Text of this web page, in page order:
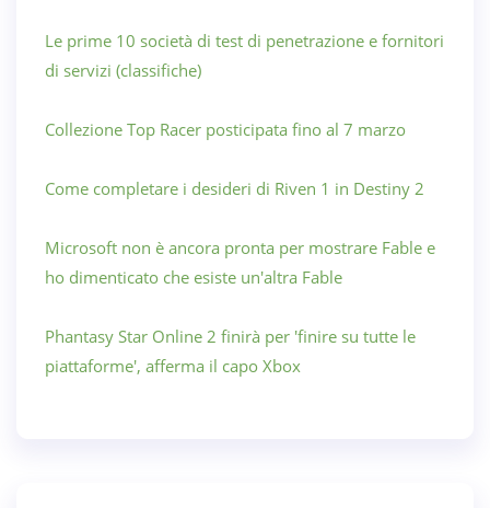
Le prime 10 società di test di penetrazione e fornitori
di servizi (classifiche)
Collezione Top Racer posticipata fino al 7 marzo
Come completare i desideri di Riven 1 in Destiny 2
Microsoft non è ancora pronta per mostrare Fable e
ho dimenticato che esiste un'altra Fable
Phantasy Star Online 2 finirà per 'finire su tutte le
piattaforme', afferma il capo Xbox